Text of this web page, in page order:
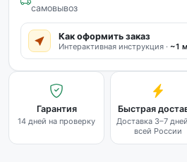
самовывоз
Как оформить заказ
Интерактивная инструкция · ~1
Гарантия
14 дней на проверку
Быстрая
Доставка 3–7
всей России